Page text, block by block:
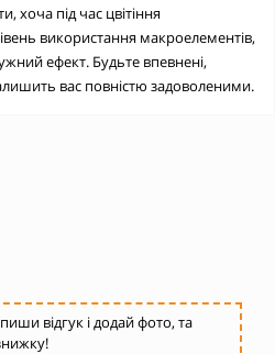
хоча під час цвітіння
використання макроелементів,
ефект. Будьте впевнені,
вас повністю задоволеними.
відгук і додай фото, та